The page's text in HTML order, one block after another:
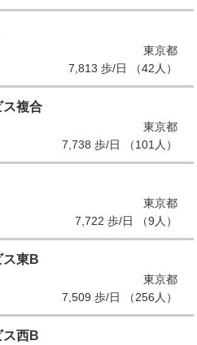
東京都
7,813 歩/日 （42人）
ス複合
東京都
7,738 歩/日 （101人）
東京都
7,722 歩/日 （9人）
ス東B
東京都
7,509 歩/日 （256人）
ス西B